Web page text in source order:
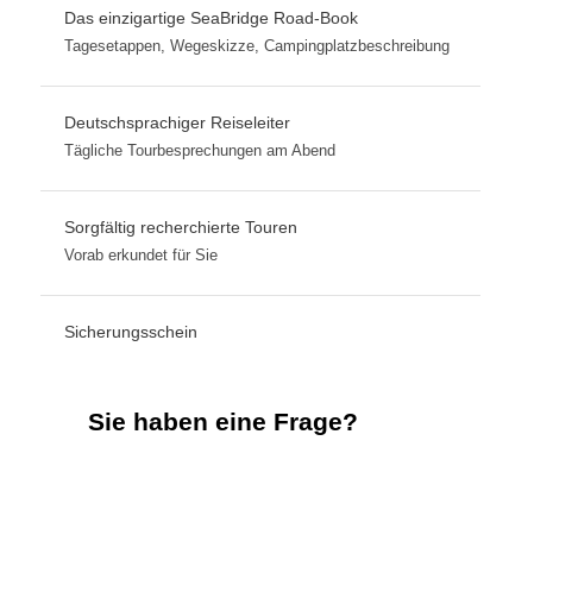
Das einzigartige SeaBridge Road-Book
Tagesetappen, Wegeskizze, Campingplatzbeschreibung
Deutschsprachiger Reiseleiter
Tägliche Tourbesprechungen am Abend
Sorgfältig recherchierte Touren
Vorab erkundet für Sie
Sicherungsschein
Sie haben eine Frage?